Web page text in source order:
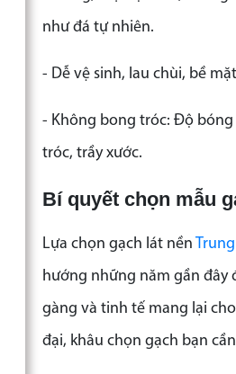
như đá tự nhiên.
- Dễ vệ sinh, lau chùi, bề
- Không bong tróc: Độ
tróc, trầy xước.
Bí quyết chọn mẫu
Lựa chọn gạch lát nền
hướng những năm gần đây
gàng và tinh tế mang lại
đại, khâu chọn gạch bạn